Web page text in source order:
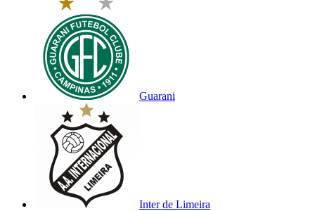
Guarani
Inter de Limeira